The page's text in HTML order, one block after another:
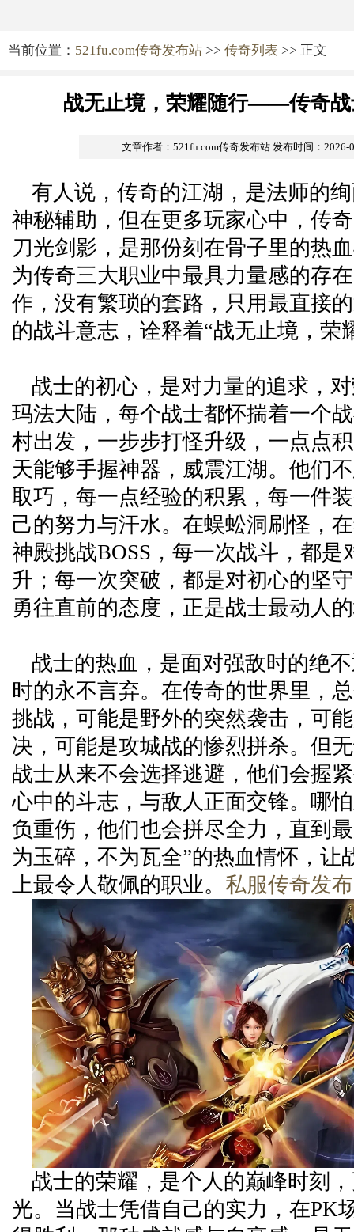
当前位置： 521fu.com传奇发布站 >> 传奇列表 >> 正文
战无止境，荣耀随行——传奇战
文章作者：521fu.com传奇发布站 发布时间：2026-
有人说，传奇的江湖，是法师的
神秘辅助，但在更多玩家心中，传
刀光剑影，是那份刻在骨子里的热
为传奇三大职业中最具力量感的存
作，没有繁琐的套路，只用最直接
的战斗意志，诠释着“战无止境，荣
战士的初心，是对力量的追求，
玛法大陆，每个战士都怀揣着一个
村出发，一步步打怪升级，一点点
天能够手握神器，威震江湖。他们
取巧，每一点经验的积累，每一件
己的努力与汗水。在蜈蚣洞刷怪，
神殿挑战BOSS，每一次战斗，都是
升；每一次突破，都是对初心的坚
勇往直前的态度，正是战士最动人
战士的热血，是面对强敌时的绝
时的永不言弃。在传奇的世界里，
挑战，可能是野外的突然袭击，可
决，可能是攻城战的惨烈拼杀。但
战士从来不会选择逃避，他们会握
心中的斗志，与敌人正面交锋。哪
负重伤，他们也会拼尽全力，直到
为玉碎，不为瓦全”的热血情怀，让
上最令人敬佩的职业。 私服传奇发布
战士的荣耀，是个人的巅峰时刻
光。当战士凭借自己的实力，在PK